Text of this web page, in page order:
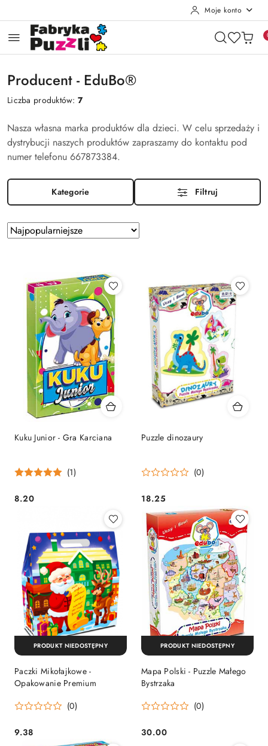
Moje konto
Producent - EduBo®
Liczba produktów:7
Nasza własna marka produktów dla dzieci. W celu sprzedaży i
dystrybucji naszych produktów zapraszamy do kontaktu pod
numer telefonu 667873384.
Kategorie Filtruj
Zastosowano
sortowanie:
Sortuj
według
Kuku Junior - Gra Karciana
(1)
Cena:
8.20
Puzzle dinozaury
(0)
Cena:
18.25
Paczki Mikołajkowe -
Opakowanie Premium
(0)
Cena:
9.38
PRODUKT NIEDOSTĘPNY
Mapa Polski - Puzzle Małego
Bystrzaka
(0)
Cena:
30.00
PRODUKT NIEDOSTĘPNY